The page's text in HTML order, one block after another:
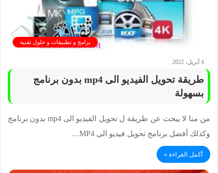
برامج و تطبيقات و حلول تقنية
4 أبريل، 2022
طريقة تحويل الفيديو الى mp4 بدون برنامج
بسهولة
من منا لا يبحث عن طريقة ل تحويل الفيديو الى mp4 بدون برنامج
وكذلك أفضل برنامج تحويل فيديو الى MP4…
أكمل القراءة »